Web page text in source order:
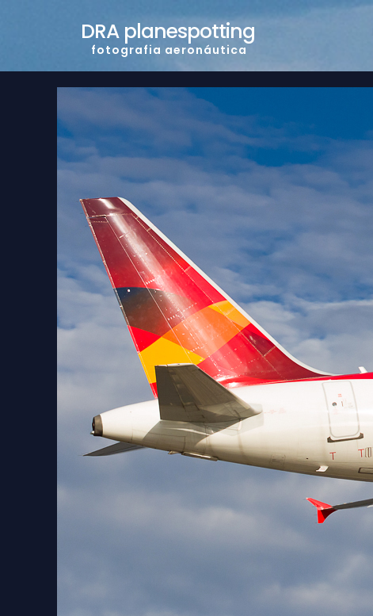
DRA planespotting
f o t o g r a f i a a e r o n á u t i c a